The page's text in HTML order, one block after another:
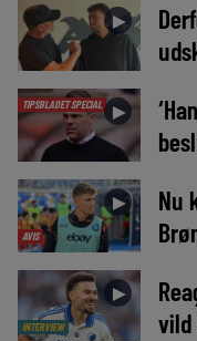
►
TIPSBLADET SPECIAL ►
AVIS
►
Nu
INTERVIEW
►
vild